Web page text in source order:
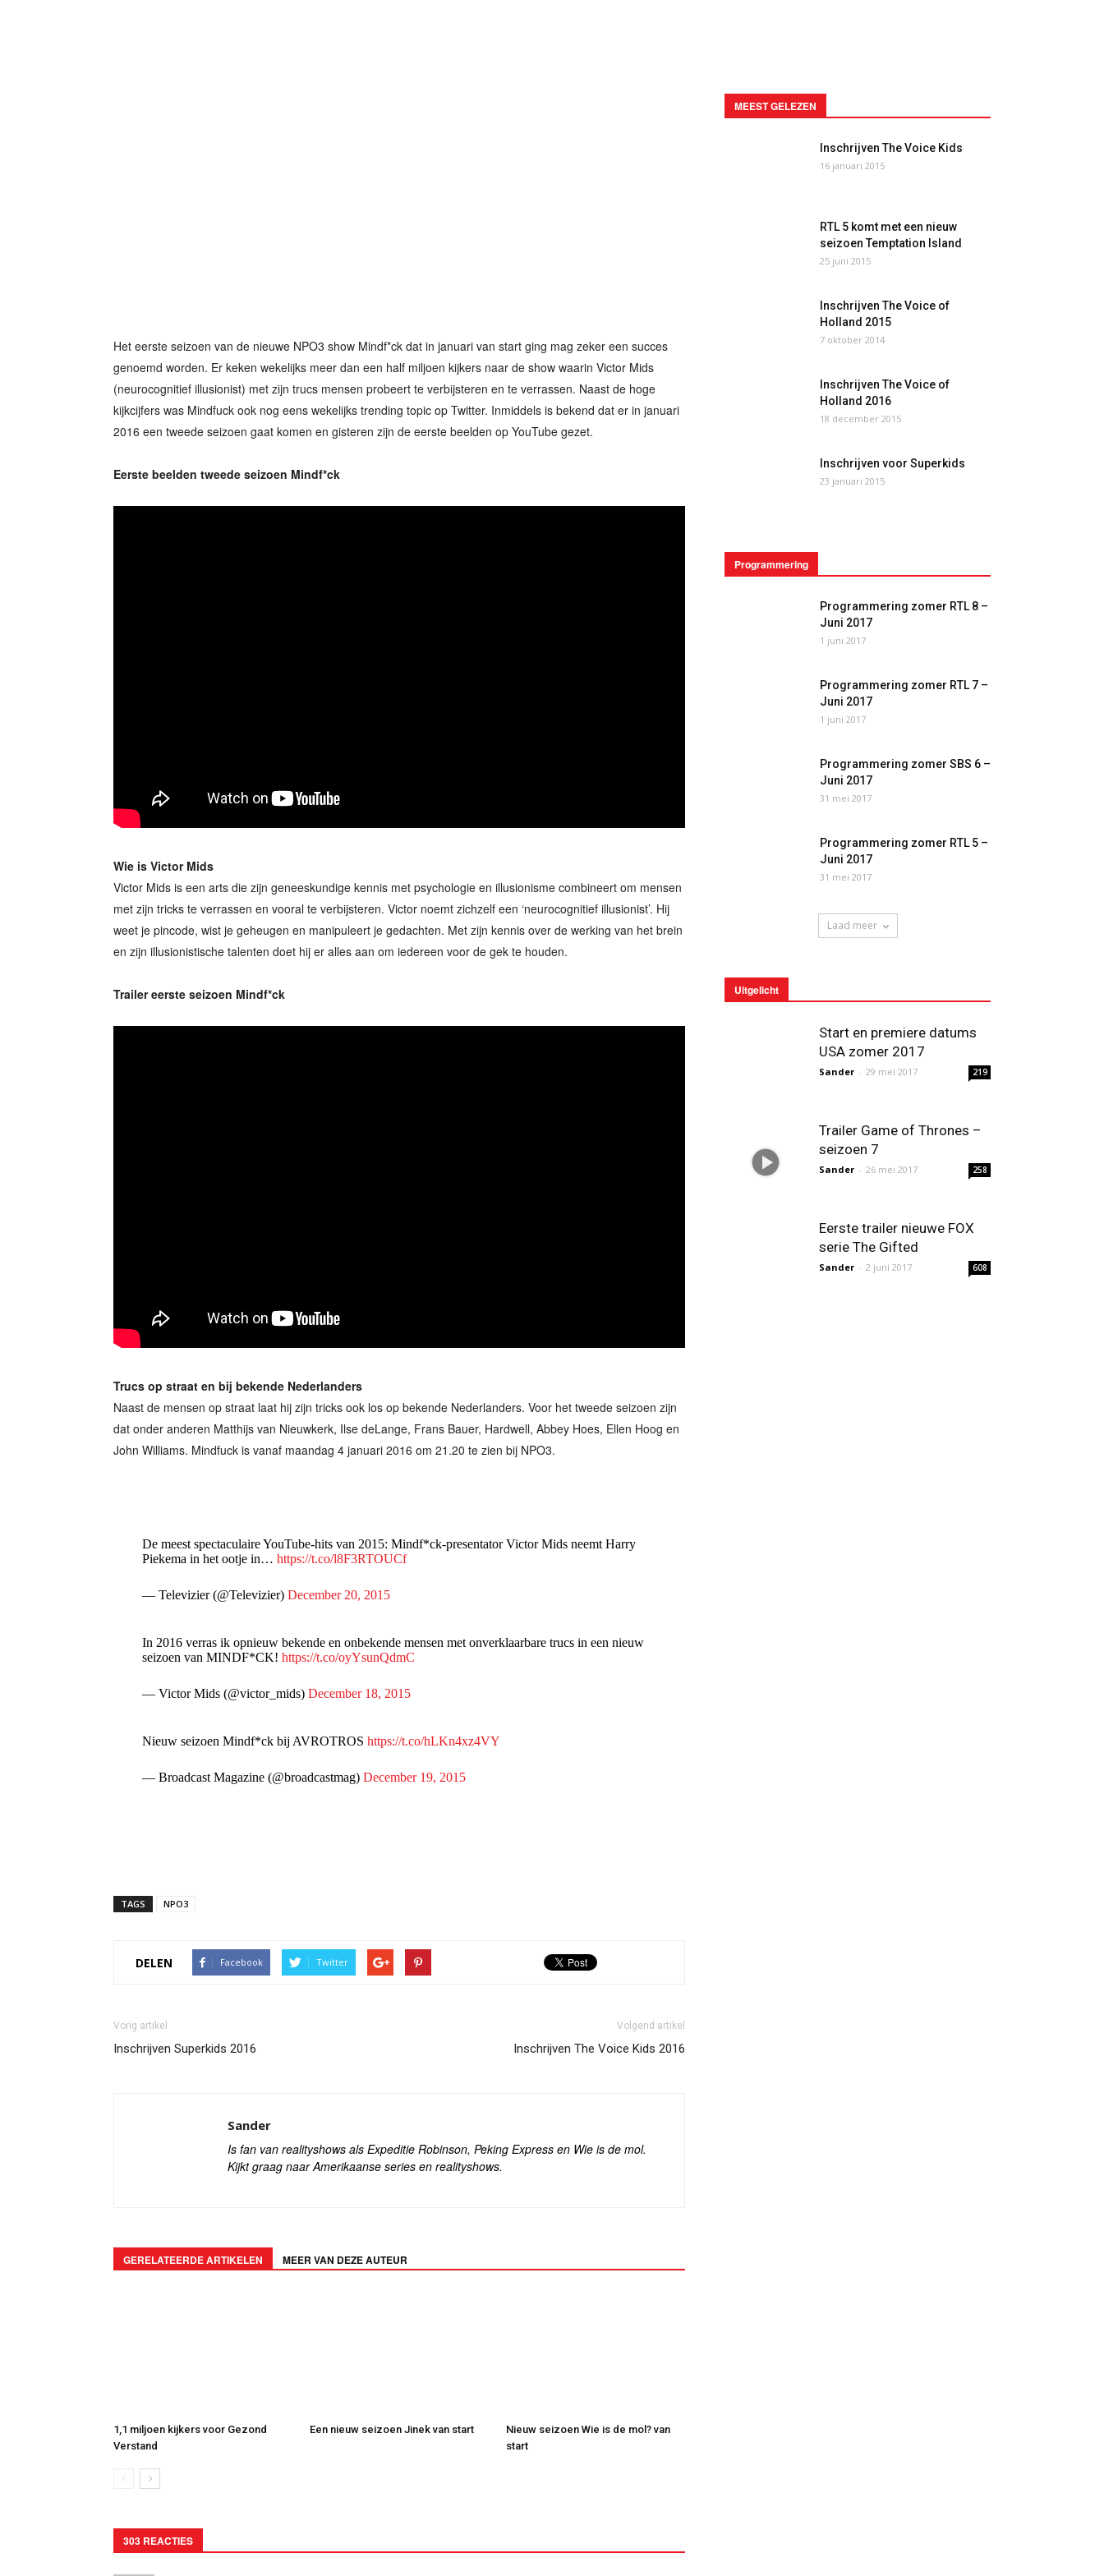
Het eerste seizoen van de nieuwe NPO3 show Mindf*ck dat in januari van start ging mag zeker een succes
genoemd worden. Er keken wekelijks meer dan een half miljoen kijkers naar de show waarin Victor Mids
(neurocognitief illusionist) met zijn trucs mensen probeert te verbijsteren en te verrassen. Naast de hoge
kijkcijfers was Mindfuck ook nog eens wekelijks trending topic op Twitter. Inmiddels is bekend dat er in januari
2016 een tweede seizoen gaat komen en gisteren zijn de eerste beelden op YouTube gezet.
Eerste beelden tweede seizoen Mindf*ck
Wie is Victor Mids
Victor Mids is een arts die zijn geneeskundige kennis met psychologie en illusionisme combineert om mensen
met zijn tricks te verrassen en vooral te verbijsteren. Victor noemt zichzelf een ‘neurocognitief illusionist’. Hij
weet je pincode, wist je geheugen en manipuleert je gedachten. Met zijn kennis over de werking van het brein
en zijn illusionistische talenten doet hij er alles aan om iedereen voor de gek te houden.
Trailer eerste seizoen Mindf*ck
Trucs op straat en bij bekende Nederlanders
Naast de mensen op straat laat hij zijn tricks ook los op bekende Nederlanders. Voor het tweede seizoen zijn
dat onder anderen Matthijs van Nieuwkerk, Ilse deLange, Frans Bauer, Hardwell, Abbey Hoes, Ellen Hoog en
John Williams. Mindfuck is vanaf maandag 4 januari 2016 om 21.20 te zien bij NPO3.
De meest spectaculaire YouTube-hits van 2015: Mindf*ck-presentator Victor Mids neemt Harry
Piekema in het ootje in… https://t.co/l8F3RTOUCf
— Televizier (@Televizier) December 20, 2015
In 2016 verras ik opnieuw bekende en onbekende mensen met onverklaarbare trucs in een nieuw
seizoen van MINDF*CK! https://t.co/oyYsunQdmC
— Victor Mids (@victor_mids) December 18, 2015
Nieuw seizoen Mindf*ck bij AVROTROS https://t.co/hLKn4xz4VY
— Broadcast Magazine (@broadcastmag) December 19, 2015
TAGS NPO3
DELEN Facebook Twitter
Vorig artikel
Inschrijven Superkids 2016
Volgend artikel
Inschrijven The Voice Kids 2016
Sander
Is fan van realityshows als Expeditie Robinson, Peking Express en Wie is de mol.
Kijkt graag naar Amerikaanse series en realityshows.
GERELATEERDE ARTIKELEN MEER VAN DEZE AUTEUR
1,1 miljoen kijkers voor Gezond
Verstand
Een nieuw seizoen Jinek van start
Nieuw seizoen Wie is de mol? van
start
303 REACTIES
MEEST GELEZEN
Inschrijven The Voice Kids
16 januari 2015
RTL 5 komt met een nieuw
seizoen Temptation Island
25 juni 2015
Inschrijven The Voice of
Holland 2015
7 oktober 2014
Inschrijven The Voice of
Holland 2016
18 december 2015
Inschrijven voor Superkids
23 januari 2015
Programmering
Programmering zomer RTL 8 –
Juni 2017
1 juni 2017
Programmering zomer RTL 7 –
Juni 2017
1 juni 2017
Programmering zomer SBS 6 –
Juni 2017
31 mei 2017
Programmering zomer RTL 5 –
Juni 2017
31 mei 2017
Laad meer
Uitgelicht
Start en premiere datums
USA zomer 2017
Sander - 29 mei 2017 219
Trailer Game of Thrones –
seizoen 7
Sander - 26 mei 2017 258
Eerste trailer nieuwe FOX
serie The Gifted
Sander - 2 juni 2017 608